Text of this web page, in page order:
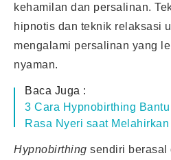
kehamilan dan persalinan.
hipnotis dan teknik relaksasi
mengalami persalinan yang
nyaman.
Baca Juga :
3 Cara Hypnobirthing
Rasa Nyeri saat Melahirkan
Hypnobirthing sendiri berasal